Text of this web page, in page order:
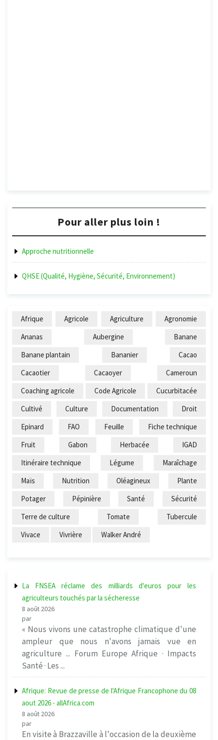
Pour aller plus loin !
Approche nutritionnelle
QHSE (Qualité, Hygiène, Sécurité, Environnement)
Afrique Agricole Agriculture
Agronomie
Ananas
Aubergine
Banane
Banane plantain
Bananier
Cacao
Cacaotier
Cacaoyer
Cameroun
Coaching agricole
Code Agricole
Cucurbitacée
Cultivé
Culture Documentation
Droit
Epinard
FAO Feuille
Fiche technique
Fruit
Gabon Herbacée
IGAD
Itinéraire technique
Légume
Maraîchage
Maïs
Nutrition Oléagineux
Plante
Potager
Pépinière Santé
Sécurité
Terre de culture
Tomate
Tubercule
Vivace
Vivrière Walker André
La FNSEA réclame des milliards d'euros pour les
agriculteurs touchés par la sécheresse
8 août 2026
par
« Nous vivons une catastrophe climatique d'une
ampleur que nous n'avons jamais vue en
agriculture ... Forum Europe Afrique · Impacts
Santé · Les ...
Afrique: Revue de presse de l'Afrique Francophone du 08
aout 2026 - allAfrica.com
8 août 2026
par
En visite à Brazzaville à l'occasion de la deuxième